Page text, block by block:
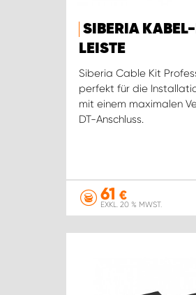
SIBERIA
LEISTE
Siberia Cable Kit
perfekt für die
mit einem maximalen
DT-Anschluss.
61 €
EXKL. 20 % MWST.